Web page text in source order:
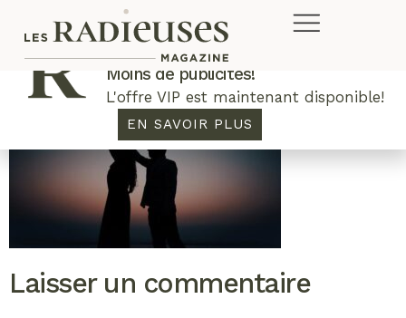
Laisser un commentaire
Plus de concours. Plus de rabais.
Moins de publicités!
L'offre VIP est maintenant disponible!
EN SAVOIR PLUS